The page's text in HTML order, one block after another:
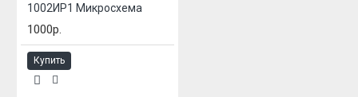
1002ИР1 Микросхема
1000р.
Купить